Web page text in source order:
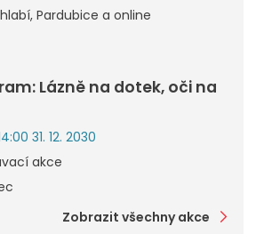
Pardubice a online
Lázně na dotek, oči na
31. 12. 2030
akce
Zobrazit všechny akce